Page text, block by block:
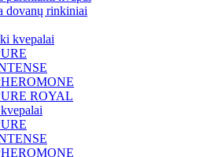
dovanų rinkiniai
kvepalai
ROYAL